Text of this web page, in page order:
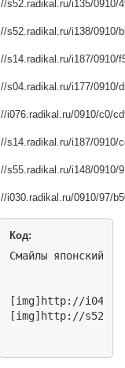
Код:
Смайлы японский
[img]http://
[img]http://